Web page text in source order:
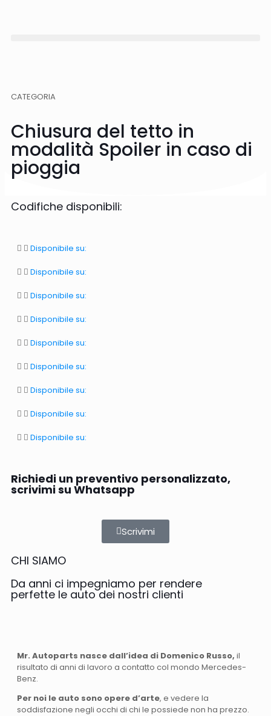
CATEGORIA
Chiusura del tetto in
modalità Spoiler in caso di
pioggia
Codifiche disponibili:
Disponibile su:
Disponibile su:
Disponibile su:
Disponibile su:
Disponibile su:
Disponibile su:
Disponibile su:
Disponibile su:
Disponibile su:
Richiedi un preventivo personalizzato,
scrivimi su Whatsapp
Scrivimi
CHI SIAMO
Da anni ci impegniamo per rendere
perfette le auto dei nostri clienti
Mr. Autoparts nasce dall’idea di Domenico Russo, il
risultato di anni di lavoro a contatto col mondo Mercedes-
Benz.
Per noi le auto sono opere d’arte, e vedere la
soddisfazione negli occhi di chi le possiede non ha prezzo.